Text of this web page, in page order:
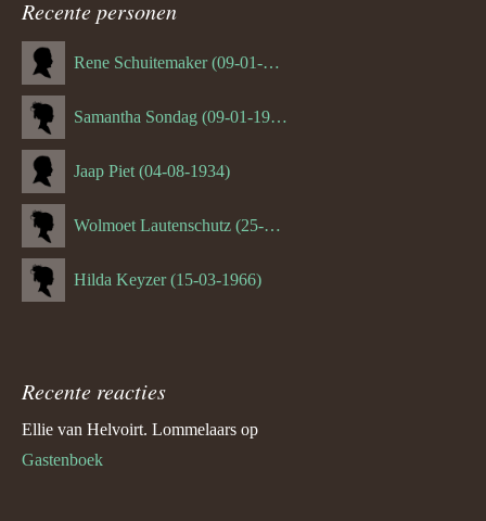
navigatie
Recente personen
Rene Schuitemaker (09-01-1970)
Samantha Sondag (09-01-1993)
Jaap Piet (04-08-1934)
Wolmoet Lautenschutz (25-07-1933)
Hilda Keyzer (15-03-1966)
Recente reacties
Ellie van Helvoirt. Lommelaars op
Gastenboek